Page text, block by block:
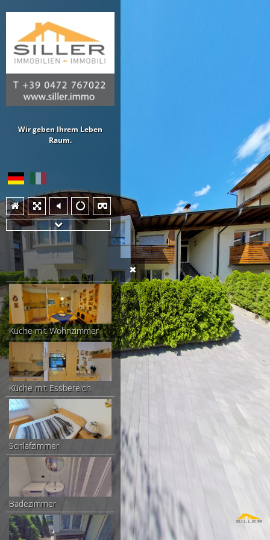
Wir geben Ihrem Leben
Raum.
Küche mit Wohnzimmer
Küche mit Essbereich
Schlafzimmer
Badezimmer